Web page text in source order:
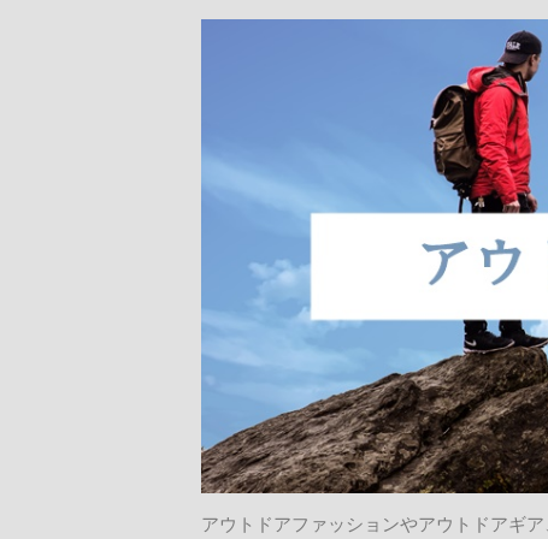
アウトドアファッションやアウトドアギ